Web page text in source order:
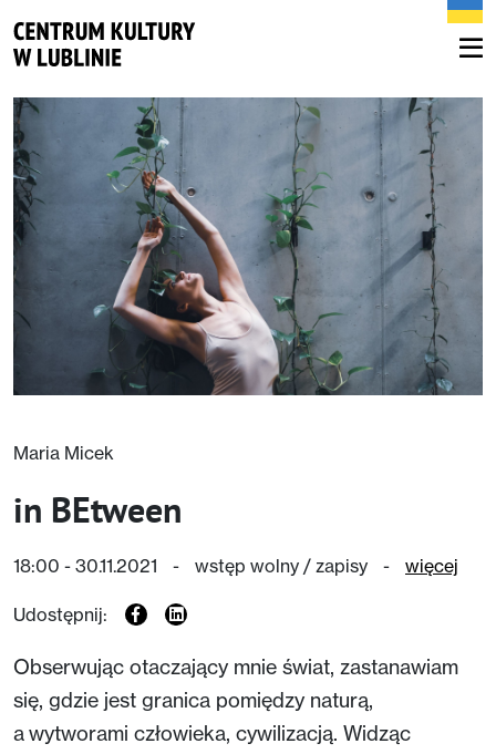
Maria Micek
in BEtween
18:00 - 30.11.2021 - wstęp wolny / zapisy - więcej
Udostępnij:
Obserwując otaczający mnie świat, zastanawiam
się, gdzie jest granica pomiędzy naturą,
a wytworami człowieka, cywilizacją. Widząc